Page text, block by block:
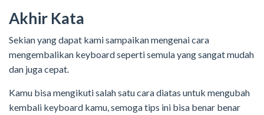
Akhir Kata
Sekian yang dapat kami sampaikan mengenai cara
mengembalikan keyboard seperti semula yang sangat mudah
dan juga cepat.
Kamu bisa mengikuti salah satu cara diatas untuk mengubah
kembali keyboard kamu, semoga tips ini bisa benar benar